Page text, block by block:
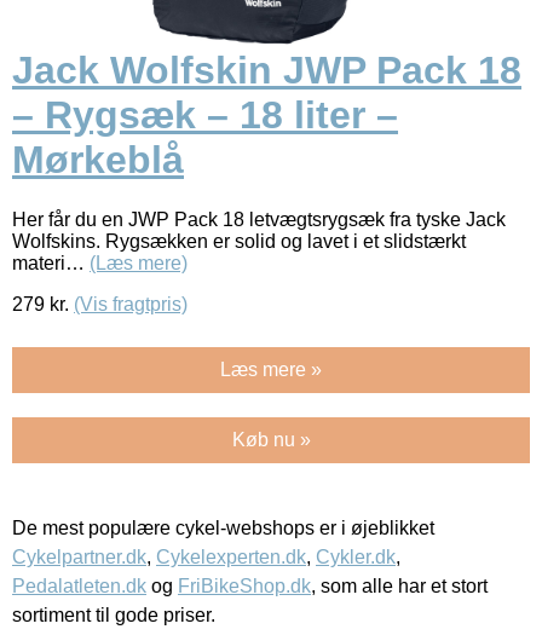
Jack Wolfskin JWP Pack 18
– Rygsæk – 18 liter –
Mørkeblå
Her får du en JWP Pack 18 letvægtsrygsæk fra tyske Jack
Wolfskins. Rygsækken er solid og lavet i et slidstærkt
materi… (Læs mere)
279 kr. (Vis fragtpris)
Læs mere »
Køb nu »
De mest populære cykel-webshops er i øjeblikket
Cykelpartner.dk, Cykelexperten.dk, Cykler.dk,
Pedalatleten.dk og FriBikeShop.dk, som alle har et stort
sortiment til gode priser.